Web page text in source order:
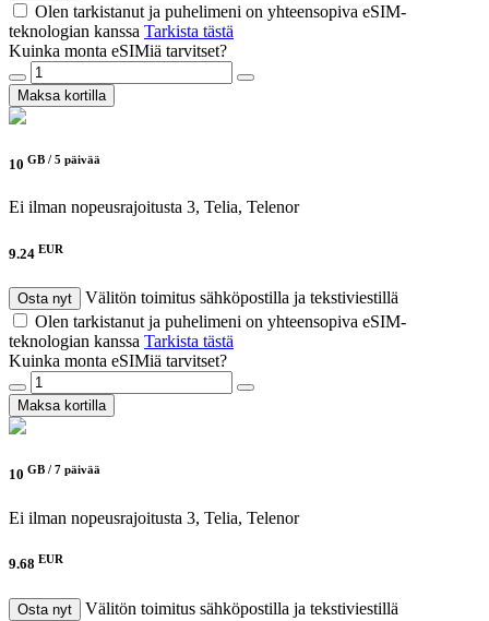
Olen tarkistanut ja puhelimeni on yhteensopiva eSIM-
teknologian kanssa Tarkista tästä
Kuinka monta eSIMiä tarvitset?
Maksa kortilla
10 GB / 5 päivää
Ei ilman nopeusrajoitusta 3, Telia, Telenor
9.24 EUR
Osta nyt
Välitön toimitus sähköpostilla ja tekstiviestillä
Olen tarkistanut ja puhelimeni on yhteensopiva eSIM-
teknologian kanssa Tarkista tästä
Kuinka monta eSIMiä tarvitset?
Maksa kortilla
10 GB / 7 päivää
Ei ilman nopeusrajoitusta 3, Telia, Telenor
9.68 EUR
Osta nyt
Välitön toimitus sähköpostilla ja tekstiviestillä